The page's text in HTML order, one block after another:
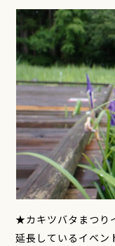
★カキツバタまつり
延長しているイベン